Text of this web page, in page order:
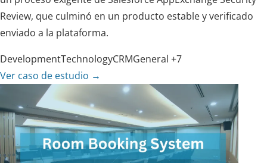
Review, que culminó en un producto estable y verificado
enviado a la plataforma.
DevelopmentTechnologyCRMGeneral +7
Ver caso de estudio →